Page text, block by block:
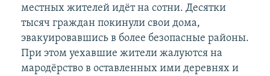
местных жителей идёт на сотни. Десятки
тысяч граждан покинули свои дома,
эвакуировавшись в более безопасные районы.
При этом уехавшие жители жалуются на
мародёрство в оставленных ими деревнях и